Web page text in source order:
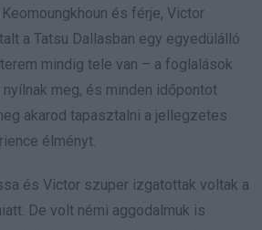
és férje, Victor
a Tatsu Dallasban egy egyedülálló
mindig tele van – a foglalások
meg, és minden időpontot
akarod tapasztalni a jellegzetes
élményt.
és Victor szuper izgatottak voltak a
De volt némi aggodalmuk is